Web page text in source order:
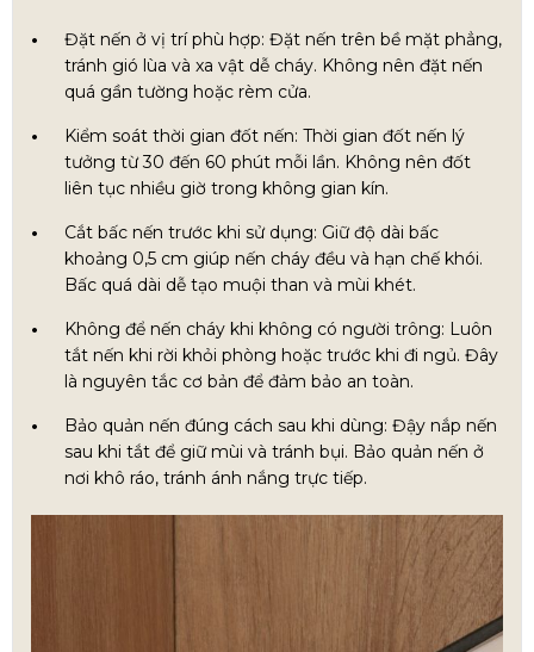
Đặt nến ở vị trí phù hợp: Đặt nến trên bề mặt phẳng,
tránh gió lùa và xa vật dễ cháy. Không nên đặt nến
quá gần tường hoặc rèm cửa.
Kiểm soát thời gian đốt nến: Thời gian đốt nến lý
tưởng từ 30 đến 60 phút mỗi lần. Không nên đốt
liên tục nhiều giờ trong không gian kín.
Cắt bấc nến trước khi sử dụng: Giữ độ dài bấc
khoảng 0,5 cm giúp nến cháy đều và hạn chế khói.
Bấc quá dài dễ tạo muội than và mùi khét.
Không để nến cháy khi không có người trông: Luôn
tắt nến khi rời khỏi phòng hoặc trước khi đi ngủ. Đây
là nguyên tắc cơ bản để đảm bảo an toàn.
Bảo quản nến đúng cách sau khi dùng: Đậy nắp nến
sau khi tắt để giữ mùi và tránh bụi. Bảo quản nến ở
nơi khô ráo, tránh ánh nắng trực tiếp.